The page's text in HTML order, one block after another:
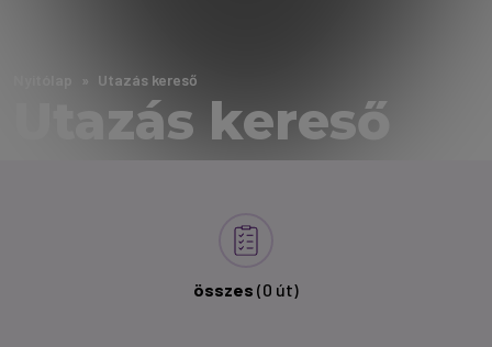
Utazás kereső
Utazás kereső
összes (0 út)